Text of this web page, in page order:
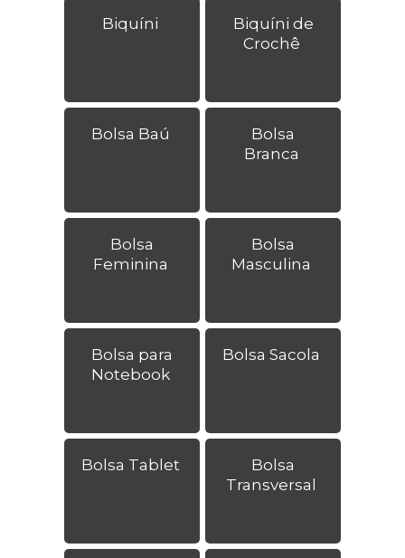
Biquíni
Biquíni de
Crochê
Bolsa Baú
Bolsa
Branca
Bolsa
Feminina
Bolsa
Masculina
Bolsa para
Notebook
Bolsa Sacola
Bolsa Tablet
Bolsa
Transversal